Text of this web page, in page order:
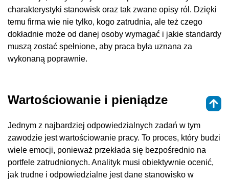
charakterystyki stanowisk oraz tak zwane opisy ról. Dzięki
temu firma wie nie tylko, kogo zatrudnia, ale też czego
dokładnie może od danej osoby wymagać i jakie standardy
muszą zostać spełnione, aby praca była uznana za
wykonaną poprawnie.
Wartościowanie i pieniądze
Jednym z najbardziej odpowiedzialnych zadań w tym
zawodzie jest wartościowanie pracy. To proces, który budzi
wiele emocji, ponieważ przekłada się bezpośrednio na
portfele zatrudnionych. Analityk musi obiektywnie ocenić,
jak trudne i odpowiedzialne jest dane stanowisko w